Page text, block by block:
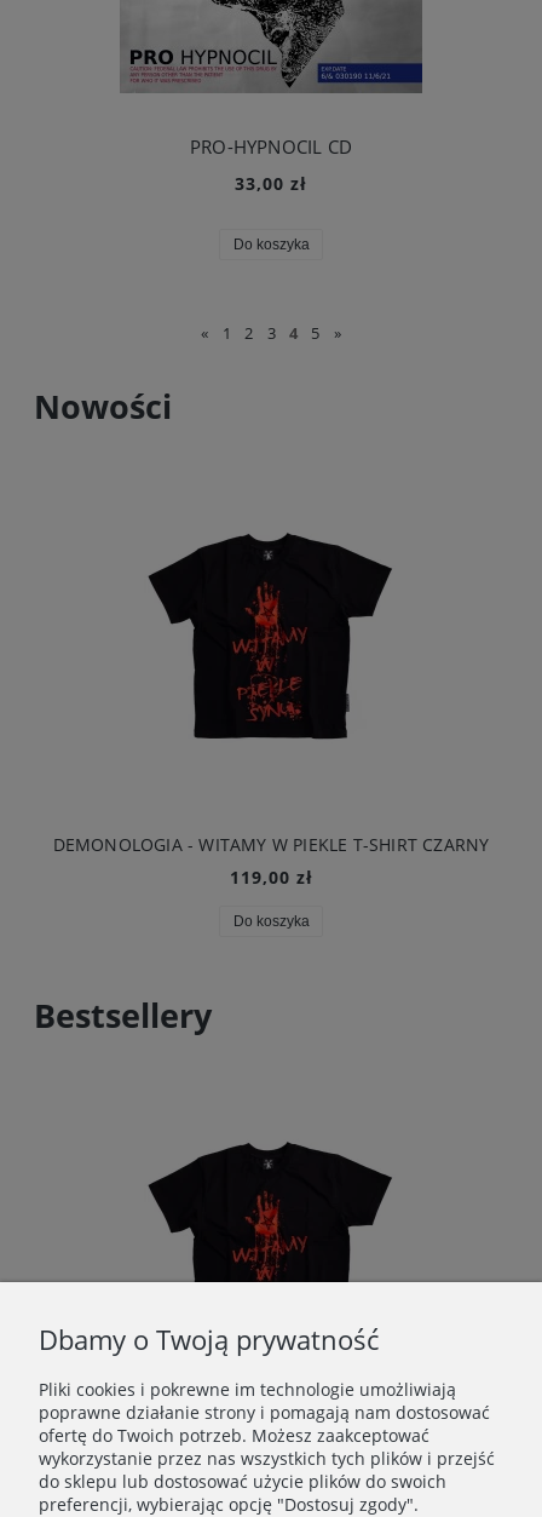
PRO-HYPNOCIL CD
33,00 zł
Do koszyka
« 1 2 3 4 5 »
Nowości
DEMONOLOGIA - WITAMY W PIEKLE T-SHIRT CZARNY
119,00 zł
Do koszyka
Bestsellery
DEMONOLOGIA - WITAMY W PIEKLE T-SHIRT CZARNY
119,00 zł
Dbamy o Twoją prywatność
Pliki cookies i pokrewne im technologie umożliwiają
poprawne działanie strony i pomagają nam dostosować
ofertę do Twoich potrzeb. Możesz zaakceptować
wykorzystanie przez nas wszystkich tych plików i przejść
do sklepu lub dostosować użycie plików do swoich
preferencji, wybierając opcję "Dostosuj zgody".